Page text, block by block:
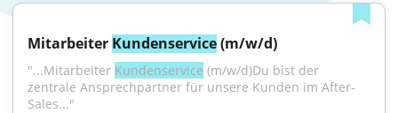
Mitarbeiter Kundenservice (m/w/d)
"...Mitarbeiter Kundenservice (m/w/d)Du bist der
zentrale Ansprechpartner für unsere Kunden im After-
Sales..."